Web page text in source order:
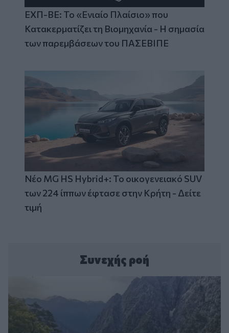
ΕΧΠ-ΒΕ: Το «Ενιαίο Πλαίσιο» που
Κατακερματίζει τη Βιομηχανία - Η σημασία
των παρεμβάσεων του ΠΑΣΕΒΙΠΕ
Νέο MG HS Hybrid+: Το οικογενειακό SUV
των 224 ίππων έφτασε στην Κρήτη - Δείτε
τιμή
Συνεχής ροή